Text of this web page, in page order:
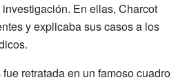
En ellas, Charcot
y explicaba sus casos a los
retratada en un famoso cuadro